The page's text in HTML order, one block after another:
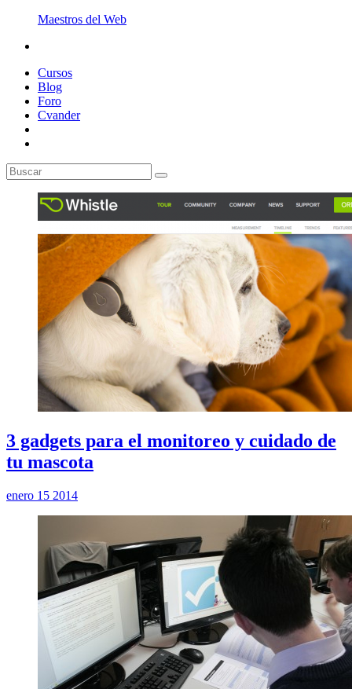
Maestros del Web
Cursos
Blog
Foro
Cvander
3 gadgets para el monitoreo y cuidado de
tu mascota
enero 15 2014